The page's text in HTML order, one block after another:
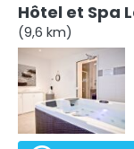
Hôtel et Spa
(9,6 km)